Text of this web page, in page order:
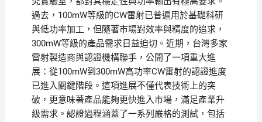
過去，100mW等級的CW雷射已普遍用於基礎科研
與低功率加工，但隨著市場對效率與精度的追求，
300mW等級的產品需求日益迫切。近期，台灣多家
雷射製造商與認證機構聯手，公開了一項重大進
展：從100mW到300mW高功率CW雷射的認證進度
已進入關鍵階段。這項進展不僅代表技術上的突
破，更意味著產品能夠更快進入市場，滿足產業升
級需求。認證過程涵蓋了一系列嚴格的測試，包括